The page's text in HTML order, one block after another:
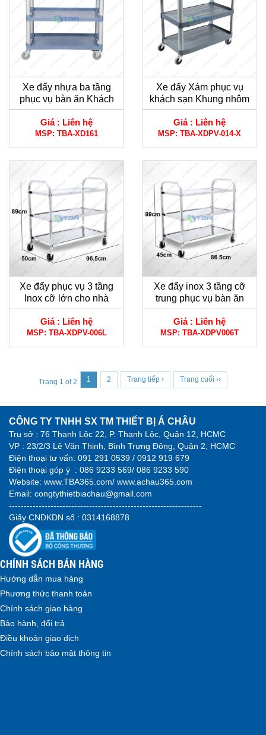
Xe đẩy nhựa ba tầng
phục vụ bàn ăn Khách
sạn
Giá : Liên hệ
MSP: TBA-XD161
Xe đẩy Xám phục vụ
khách sạn Khung nhôm
hợp kim cao cấp
Giá : Liên hệ
MSP: TBA-XDPV-014-X
Xe đẩy phục vụ 3 tầng
Inox cỡ lớn cho nhà
hàng- khách sạn
Giá : Liên hệ
MSP: TBA-XDPV-006L
Xe đẩy inox 3 tầng cỡ
trung phục vụ bàn ăn
cao cấp
Giá : Liên hệ
MSP: TBA-XDPV006T
Trang 1 of 2 1 2 Trang tiếp › Trang cuối ››
CÔNG TY TNHH SX TM THIẾT BỊ Á CHÂU
Trụ sở : 76 Thạnh Lộc 22, P. Thạnh Lộc, Quận 12, HCMC
VP : 23/2/3 Lê Văn Thịnh, Bình Trưng Đông, Quận 2, HCMC
Điện thoại tư vấn: 091 291 0539 / 0912 919 679
Điện thoại góp ý : 086 9233 569/ 086 9233 590
Website: www.TBA365.com/ www.achau365.com
Email: congtythietbiachau@gmail.com
-----------------------------------------------------------------
Giấy CNĐKDN số : 0314168878
CHÍNH SÁCH BÁN HÀNG
Hướng dẫn mua hàng
Phương thức thanh toán
Chính sách giao hàng
Bảo hành, đổi trả
Điều khoản giao dịch
Chính sách bảo mật thông tin